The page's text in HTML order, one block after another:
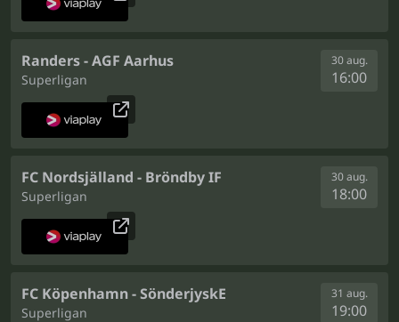
Randers - AGF Aarhus
Superligan
30 aug.
16:00
FC Nordsjälland - Bröndby IF
Superligan
30 aug.
18:00
FC Köpenhamn - SönderjyskE
Superligan
31 aug.
19:00